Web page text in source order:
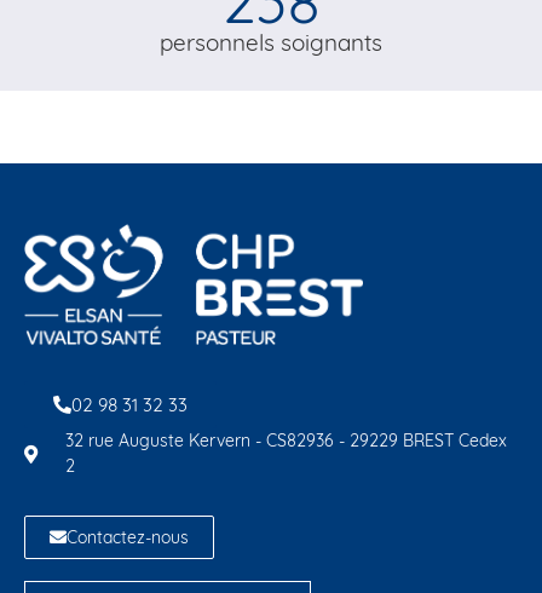
personnels soignants
02 98 31 32 33
32 rue Auguste Kervern - CS82936 - 29229 BREST Cedex
2
Contactez-nous